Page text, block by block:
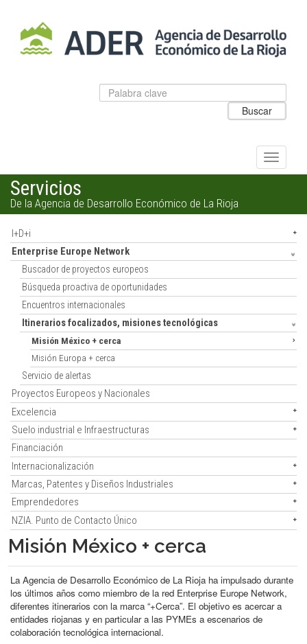
Salto
al
contenido
Datos
para
Introduzca
el
Buscar
Alternar
Servicios
De la Agencia de Desarrollo Económico de La Rioja
I+D+i
Enterprise Europe Network
Buscador de proyectos europeos
Búsqueda proactiva de oportunidades
Encuentros internacionales
Itinerarios focalizados, misiones tecnológicas
Misión México + cerca
Misión Europa + cerca
Servicio de alertas
Proyectos Europeos y Nacionales
Excelencia
Suelo industrial e Infraestructuras
Financiación
Internacionalización
Marcas, Patentes y Diseños Industriales
Emprendedores
NZIA. Punto de Contacto Único
Misión México + cerca
La Agencia de Desarrollo Económico de La Rioja ha impulsado durante
los últimos años como miembro de la red Enterprise Europe Network,
diferentes itinerarios con la marca “+Cerca”. El objetivo es acercar a
entidades riojanas y en particular a las PYMEs a escenarios de
colaboración tecnológica internacional.